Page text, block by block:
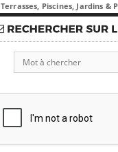
Terrasses, Piscines, Jardins &